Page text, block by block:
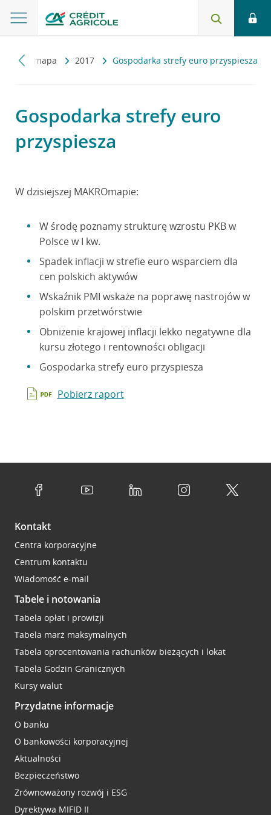
Makromapa 2017 Gospodarka strefy euro przyspiesza
Gospodarka strefy euro
przyspiesza
W dzisiejszej MAKROmapie:
W środę poznamy strukturę wzrostu PKB w
Polsce w I kw.
Spadek inflacji w strefie euro wsparciem dla
cen polskich aktywów
Wskaźnik PMI wskaże na poprawę nastrojów w
polskim przetwórstwie
Obniżenie krajowej inflacji lekko negatywne dla
kursu złotego i rentowności obligacji
Gospodarka strefy euro przyspiesza
Pobierz raport
Kontakt
Centra korporacyjne
Centrum kontaktu
Wiadomość e-mail
Tabele i notowania
Tabela opłat i prowizji
Tabela marż maksymalnych
Tabela oprocentowania rachunków bieżących i lokat
Tabela Godzin Granicznych
Kursy walut
Przydatne informacje
O banku
O bankowości korporacyjnej
Aktualności
Bezpieczeństwo
Zrównoważony rozwój i ESG
Dyrektywa MIFID II